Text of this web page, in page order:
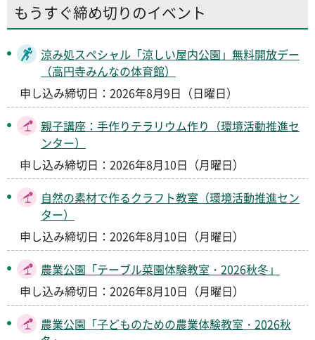
もうすぐ締め切りのイベント
涼み処スペシャル「涼しい屋内公園」無料開放デー
（高円寺みんなの体育館）
申し込み締切日：2026年8月9日（日曜日）
親子講座：手作りテラリウム作り（環境活動推進セ
ンター）
申し込み締切日：2026年8月10日（月曜日）
自然の素材で作るクラフト教室（環境活動推進セン
ター）
申し込み締切日：2026年8月10日（月曜日）
農業公園「テーブル菜園体験教室・2026秋冬」
申し込み締切日：2026年8月10日（月曜日）
農業公園「子どものための農業体験教室・2026秋